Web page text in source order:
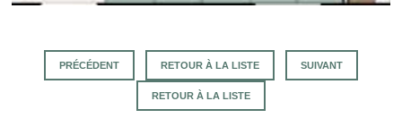
PRÉCÉDENT RETOUR À LA LISTE SUIVANT
RETOUR À LA LISTE